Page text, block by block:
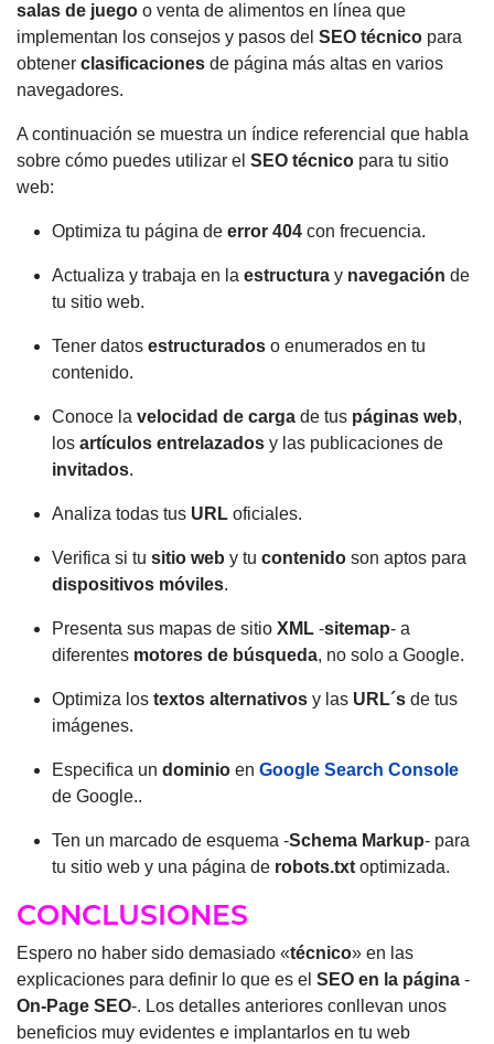
salas de juego o venta de alimentos en línea que
implementan los consejos y pasos del SEO técnico para
obtener clasificaciones de página más altas en varios
navegadores.
A continuación se muestra un índice referencial que habla
sobre cómo puedes utilizar el SEO técnico para tu sitio
web:
Optimiza tu página de error 404 con frecuencia.
Actualiza y trabaja en la estructura y navegación de
tu sitio web.
Tener datos estructurados o enumerados en tu
contenido.
Conoce la velocidad de carga de tus páginas web,
los artículos entrelazados y las publicaciones de
invitados.
Analiza todas tus URL oficiales.
Verifica si tu sitio web y tu contenido son aptos para
dispositivos móviles.
Presenta sus mapas de sitio XML -sitemap- a
diferentes motores de búsqueda, no solo a Google.
Optimiza los textos alternativos y las URL´s de tus
imágenes.
Especifica un dominio en Google Search Console
de Google..
Ten un marcado de esquema -Schema Markup- para
tu sitio web y una página de robots.txt optimizada.
CONCLUSIONES
Espero no haber sido demasiado «técnico» en las
explicaciones para definir lo que es el SEO en la página -
On-Page SEO-. Los detalles anteriores conllevan unos
beneficios muy evidentes e implantarlos en tu web